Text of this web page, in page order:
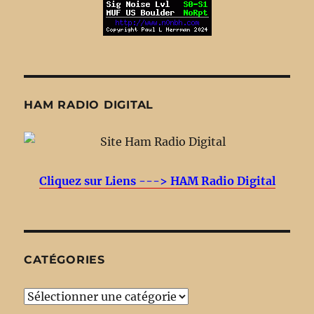
HAM RADIO DIGITAL
Cliquez sur Liens ---> HAM Radio Digital
CATÉGORIES
Catégories